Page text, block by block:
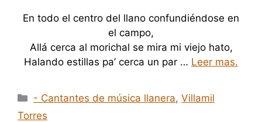
En todo el centro del llano confundiéndose en
el campo,
Allá cerca al morichal se mira mi viejo hato,
Halando estillas pa’ cerca un par … Leer mas.
Categorías
- Cantantes de música llanera,Villamil
Torres